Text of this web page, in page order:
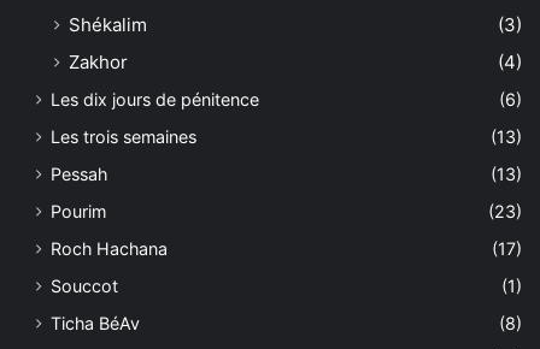
Shékalim
(3)
Zakhor
(4)
Les dix jours de pénitence
(6)
Les trois semaines
(13)
Pessah
(13)
Pourim
(23)
Roch Hachana
(17)
Souccot
(1)
Ticha BéAv
(8)